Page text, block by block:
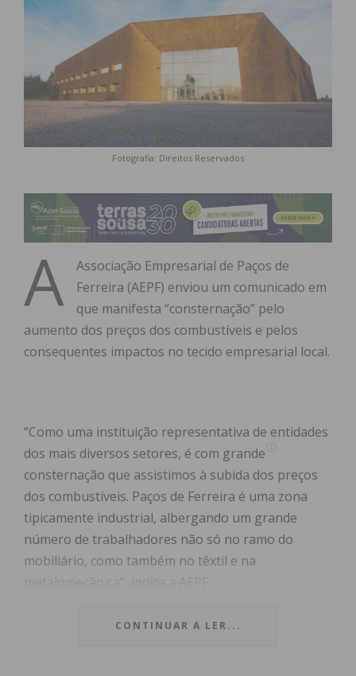
Fotografia: Direitos Reservados
A
Associação Empresarial de Paços de
Ferreira (AEPF) enviou um comunicado em
que manifesta “consternação” pelo
aumento dos preços dos combustíveis e pelos
consequentes impactos no tecido empresarial local.
“Como uma instituição representativa de entidades
dos mais diversos setores, é com grande
consternação que assistimos à subida dos preços
dos combustíveis. Paços de Ferreira é uma zona
tipicamente industrial, albergando um grande
número de trabalhadores não só no ramo do
mobiliário, como também no têxtil e na
Sublinhando que a indústria “é um dos setores com
CONTINUAR A LER...